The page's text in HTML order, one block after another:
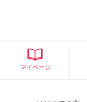
マイページ